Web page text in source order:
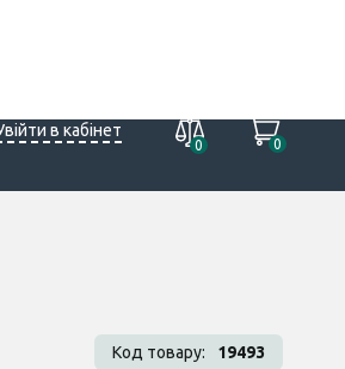
в кабінет
0
0
Код товару: 19493